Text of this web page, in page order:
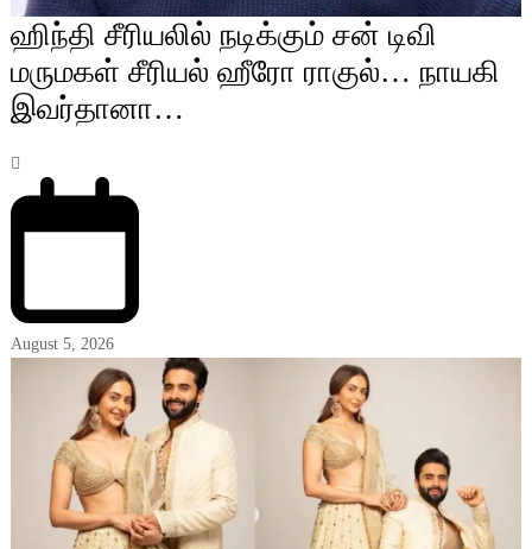
ஹிந்தி சீரியலில் நடிக்கும் சன் டிவி
மருமகள் சீரியல் ஹீரோ ராகுல்… நாயகி
இவர்தானா…
August 5, 2026